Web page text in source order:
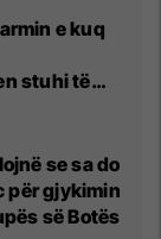
e kuq
stuhi të
dhe
se sa do
për gjykimin
së Botës